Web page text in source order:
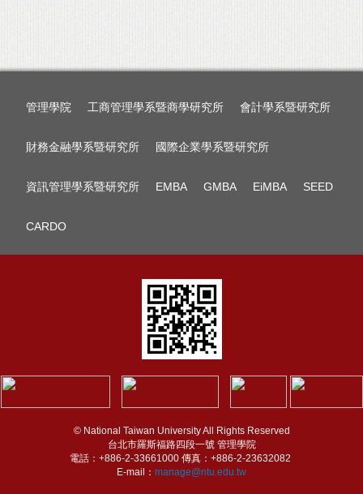
管理學院 工商管理學系暨商學研究所 會計學系暨研究所
財務金融學系暨研究所 國際企業學系暨研究所
資訊管理學系暨研究所 EMBA GMBA EiMBA SEED
CARDO
© National Taiwan University All Rights Reserved
台北市羅斯福路四段一號 管理學院
電話：+886-2-33661000 傳真：+886-2-23632082
E-mail： manage@ntu.edu.tw